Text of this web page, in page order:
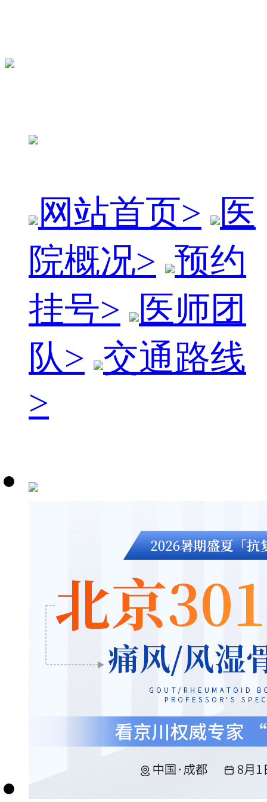
网站首页>
医
院概况> 预约
挂号>
医师团
队> 交通路线
>